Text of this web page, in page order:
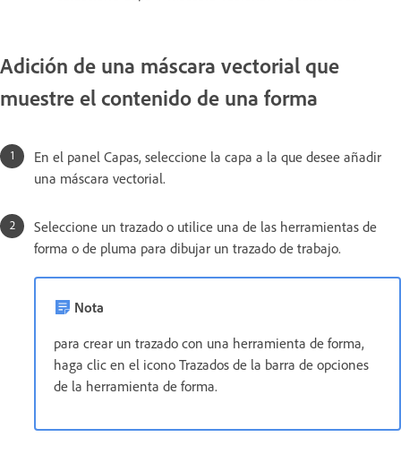
Adición de una máscara vectorial que
muestre el contenido de una forma
En el panel Capas, seleccione la capa a la que desee añadir
una máscara vectorial.
Seleccione un trazado o utilice una de las herramientas de
forma o de pluma para dibujar un trazado de trabajo.
Nota
para crear un trazado con una herramienta de forma,
haga clic en el icono Trazados de la barra de opciones
de la herramienta de forma.